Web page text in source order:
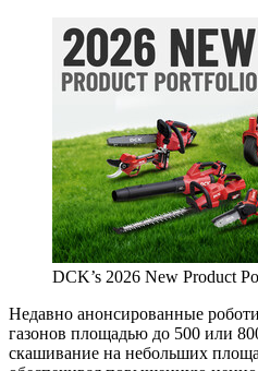
DCK’s 2026 New Product
Недавно анонсированные
газонов площадью до 500 или
скашивание на небольших